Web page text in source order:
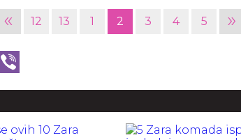
« 12 13 1 2 3 4 5 »
Pinterest